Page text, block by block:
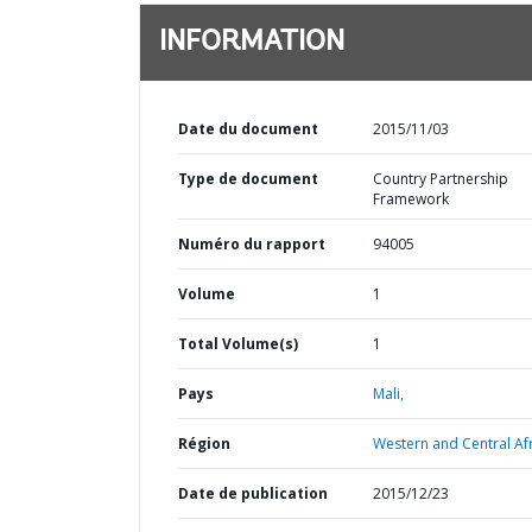
INFORMATION
Date du document 2015/11/03
Type de document
Country Partnership
Framework
Numéro du rapport 94005
Volume 1
Total Volume(s) 1
Pays Mali,
Région Western and Central
Date de publication 2015/12/23